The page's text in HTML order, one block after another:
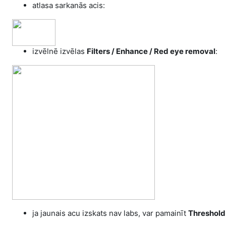
atlasa sarkanās acis:
izvēlnē izvēlas Filters / Enhance / Red eye removal:
ja jaunais acu izskats nav labs, var pamainīt Threshold